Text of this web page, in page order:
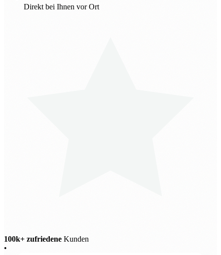
Direkt bei Ihnen vor Ort
100k+ zufriedene Kunden
•